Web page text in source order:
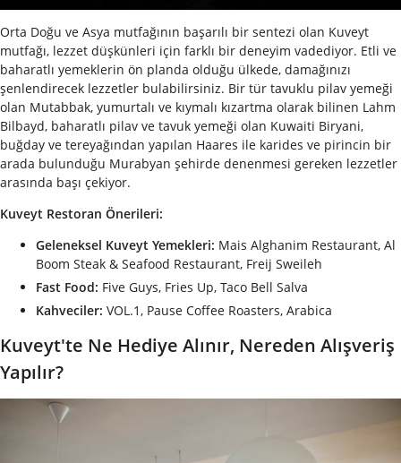
Orta Doğu ve Asya mutfağının başarılı bir sentezi olan Kuveyt
mutfağı, lezzet düşkünleri için farklı bir deneyim vadediyor. Etli ve
baharatlı yemeklerin ön planda olduğu ülkede, damağınızı
şenlendirecek lezzetler bulabilirsiniz. Bir tür tavuklu pilav yemeği
olan Mutabbak, yumurtalı ve kıymalı kızartma olarak bilinen Lahm
Bilbayd, baharatlı pilav ve tavuk yemeği olan Kuwaiti Biryani,
buğday ve tereyağından yapılan Haares ile karides ve pirincin bir
arada bulunduğu Murabyan şehirde denenmesi gereken lezzetler
arasında başı çekiyor.
Kuveyt Restoran Önerileri:
Geleneksel Kuveyt Yemekleri: Mais Alghanim Restaurant, Al
Boom Steak & Seafood Restaurant, Freij Sweileh
Fast Food: Five Guys, Fries Up, Taco Bell Salva
Kahveciler: VOL.1, Pause Coffee Roasters, Arabica
Kuveyt'te Ne Hediye Alınır, Nereden Alışveriş
Yapılır?